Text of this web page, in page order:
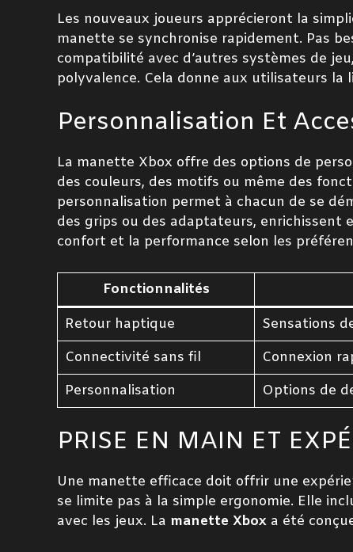
Les nouveaux joueurs apprécieront la
manette se synchronise rapidement. Pas
compatibilité avec d’autres systèmes de
polyvalence. Cela donne aux utilisateurs
Personnalisation Et
La manette Xbox offre des options de
des couleurs, des motifs ou même des
personnalisation permet à chacun de se
des grips ou des adaptateurs, enrichissent
confort et la performance selon les
Fonctionnalités
Retour haptique
Sensations
Connectivité sans fil
Connexion
Personnalisation
Options de
PRISE EN MAIN ET
Une manette efficace doit offrir une
se limite pas à la simple ergonomie. Elle
avec les jeux. La manette Xbox a été